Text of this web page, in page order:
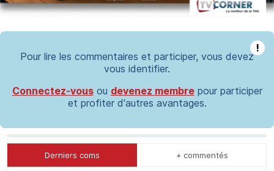
!
Pour lire les commentaires et participer, vous devez
vous identifier.
Connectez-vousou devenez membrepour participer
et profiter d'autres avantages.
Derniers coms + commentés